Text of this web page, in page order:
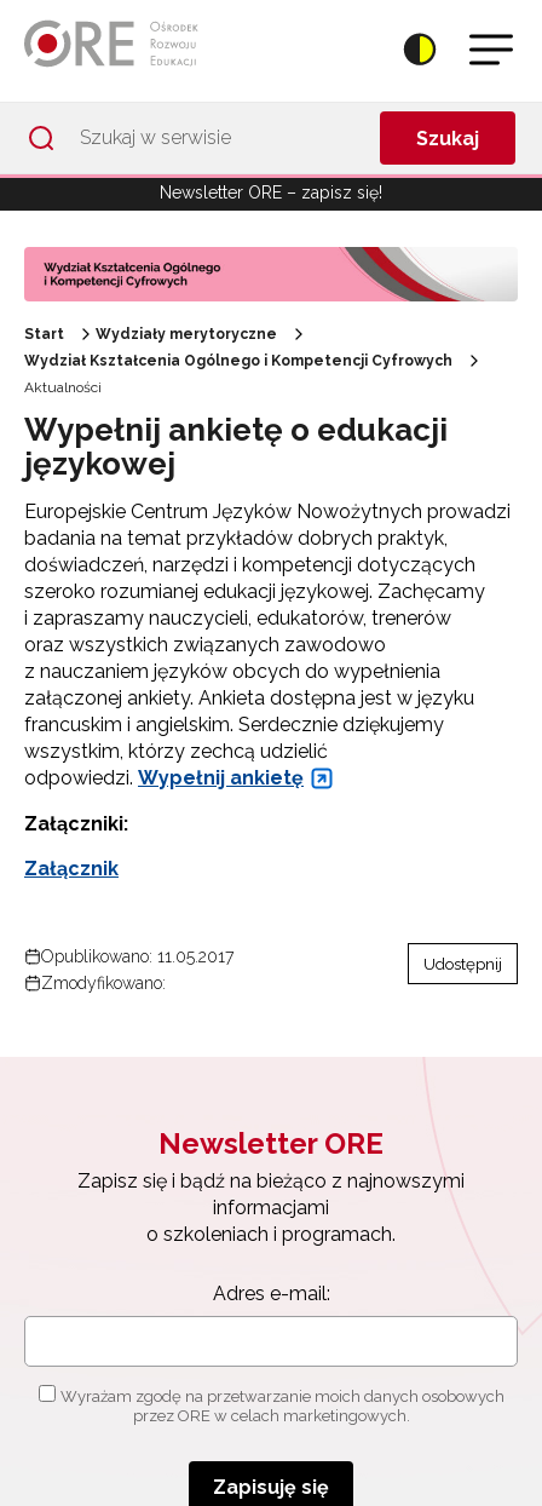
Szukaj
Newsletter ORE – zapisz się!
Start
Wydziały merytoryczne
Wydział Kształcenia Ogólnego i Kompetencji Cyfrowych
Aktualności
Wypełnij ankietę o edukacji
językowej
Europejskie Centrum Języków Nowożytnych prowadzi
badania na temat przykładów dobrych praktyk,
doświadczeń, narzędzi i kompetencji dotyczących
szeroko rozumianej edukacji językowej. Zachęcamy
i zapraszamy nauczycieli, edukatorów, trenerów
oraz wszystkich związanych zawodowo
z nauczaniem języków obcych do wypełnienia
załączonej ankiety. Ankieta dostępna jest w języku
francuskim i angielskim. Serdecznie dziękujemy
wszystkim, którzy zechcą udzielić
odpowiedzi. Wypełnij ankietę
Załączniki:
Załącznik
Opublikowano: 11.05.2017
Zmodyfikowano:
Udostępnij
Newsletter ORE
Zapisz się i bądź na bieżąco z najnowszymi
informacjami
o szkoleniach i programach.
Adres e-mail:
Wyrażam zgodę na przetwarzanie moich danych osobowych
przez ORE w celach marketingowych.
Zapisuję się